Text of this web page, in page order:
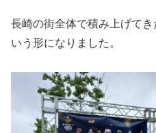
長崎の街全体で積み上げてき
いう形になりました。